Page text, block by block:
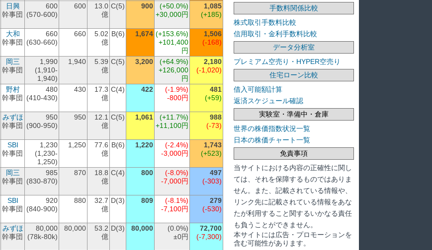
日興
幹事団
600
(570-600)
600
13.0
億
C(5) 900
(+50.0%)
+30,000円
1,085
(+185)
大和
幹事団
660
(630-660)
660
5.02
億
B(6) 1,674 (+153.6%)
+101,400
円
1,506
(-168)
岡三
幹事団
1,990
(1,910-
1,940)
1,940
5.39
億
C(5) 3,200
(+64.9%)
+126,000
円
2,180
(-1,020)
野村
幹事団
480
(410-430)
430
17.3
億
C(4) 422
(-1.9%)
-800円
481
(+59)
みずほ
幹事団
950
(900-950)
950
12.1
億
C(5) 1,061
(+11.7%)
+11,100円
988
(-73)
SBI
幹事団
1,230
(1,230-
1,250)
1,250
77.6
億
B(6) 1,220
(-2.4%)
-3,000円
1,743
(+523)
岡三
幹事団
985
(830-870)
870
18.8
億
C(4) 800
(-8.0%)
-7,000円
497
(-303)
SBI
幹事団
920
(840-900)
880
32.7
億
D(3) 809
(-8.1%)
-7,100円
279
(-530)
みずほ
幹事団
80,000
(78k-80k)
80,000
53.2
億
D(3) 80,000
(0.0%)
±0円
72,700
(-7,300)
手数料関係比較
株式取引手数料比較
信用取引・金利手数料比較
データ分析室
プレミアム空売り・HYPER空売り
住宅ローン比較
借入可能額計算
返済スケジュール確認
実験室・準備中・倉庫
世界の株価指数状況一覧
日本の株価チャート一覧
免責事項
当サイトにおける内容の正確性に関し
ては、それを保障するものではありま
せん。また、記載されている情報や、
リンク先に記載されている情報をあな
たが利用すること関するいかなる責任
も負うことができません。
本サイトには広告・プロモーションを
含む可能性があります。